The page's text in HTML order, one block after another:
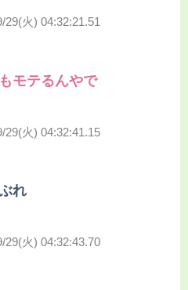
29(火) 04:32:21.51
モテるんやで
29(火) 04:32:41.15
れ
29(火) 04:32:43.70